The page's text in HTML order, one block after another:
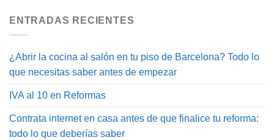
ENTRADAS RECIENTES
¿Abrir la cocina al salón en tu piso de Barcelona? Todo lo
que necesitas saber antes de empezar
IVA al 10 en Reformas
Contrata internet en casa antes de que finalice tu reforma:
todo lo que deberías saber